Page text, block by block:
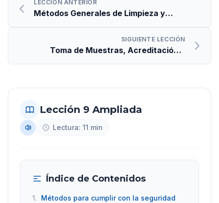
LECCIÓN ANTERIOR
Métodos Generales de Limpieza y
SIGUIENTE LECCIÓN
Toma de Muestras, Acreditación y
Certificación
Lección 9 Ampliada
Lectura: 11 min
Índice de Contenidos
1. Métodos para cumplir con la seguridad